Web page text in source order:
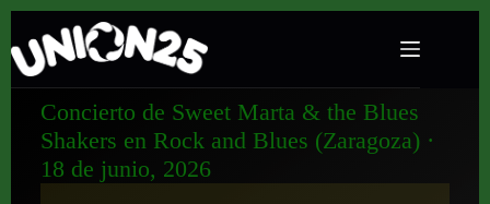
Concierto de Sweet Marta & the Blues
Shakers en Rock and Blues (Zaragoza) ·
18 de junio, 2026